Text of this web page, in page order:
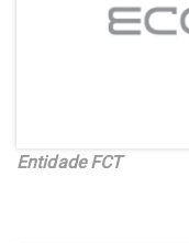
Entidade FCT